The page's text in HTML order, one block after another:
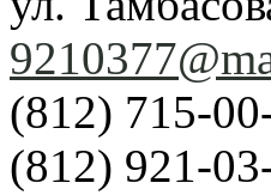
(812) 715-
(812) 921-